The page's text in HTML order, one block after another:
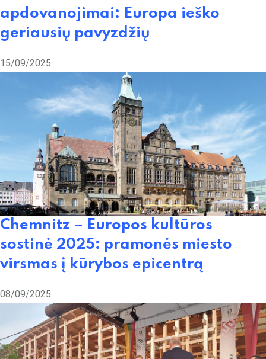
apdovanojimai: Europa ieško
geriausių pavyzdžių
15/09/2025
Chemnitz – Europos kultūros
sostinė 2025: pramonės miesto
virsmas į kūrybos epicentrą
08/09/2025